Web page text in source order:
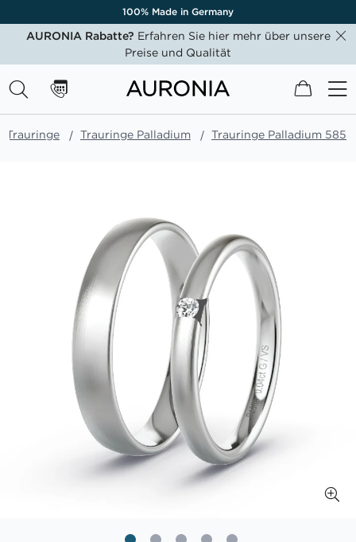
100% Made in Germany
AURONIA Rabatte? Erfahren Sie hier mehr über unsere
Preise und Qualität
Mein
Trauringe Trauringe Palladium Trauringe Palladium 585